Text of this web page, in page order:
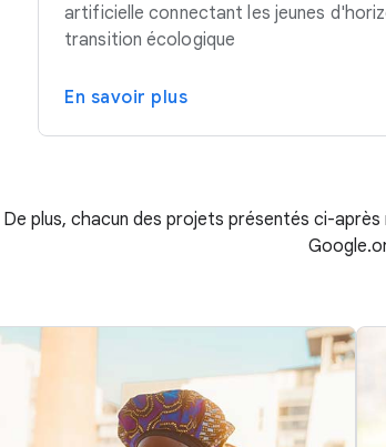
artificielle connectant les jeunes
transition écologique
En savoir plus
De plus, chacun des projets présentés ci-